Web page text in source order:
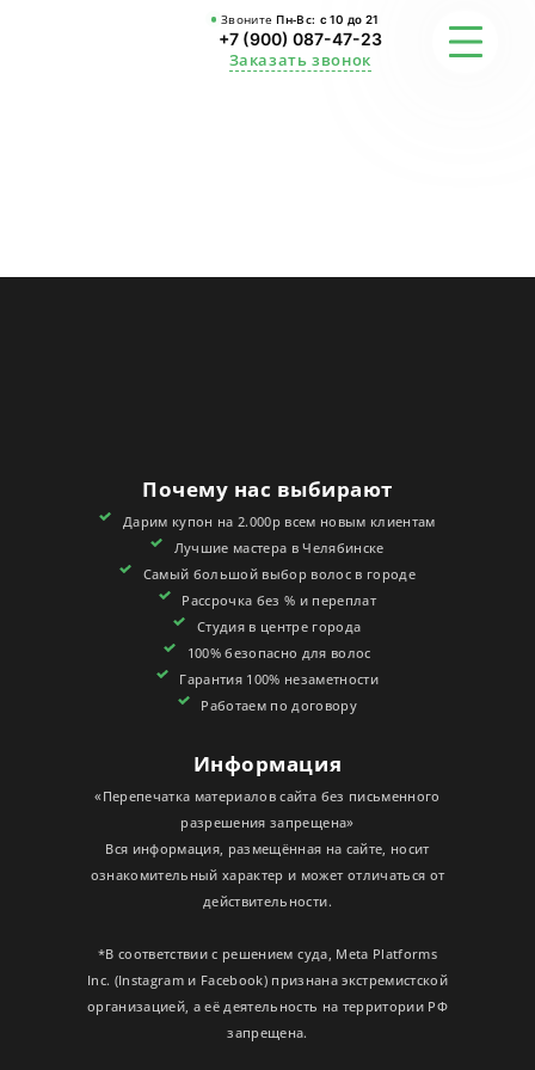
Звоните Пн-Вс: с 10 до 21
+7 (900) 087-47-23
Заказать звонок
КОНТАКТЫ
СЕРТИФИКАТЫ
Почему нас выбирают
Дарим купон на 2.000р всем новым клиентам
Лучшие мастера в Челябинске
Самый большой выбор волос в городе
Рассрочка без % и переплат
Студия в центре города
100% безопасно для волос
Гарантия 100% незаметности
Работаем по договору
Информация
«Перепечатка материалов сайта без письменного
разрешения запрещена»
Вся информация, размещённая на сайте, носит
ознакомительный характер и может отличаться от
действительности.
*В соответствии с решением суда, Meta Platforms
Inc. (Instagram и Facebook) признана экстремистской
организацией, а её деятельность на территории РФ
запрещена.